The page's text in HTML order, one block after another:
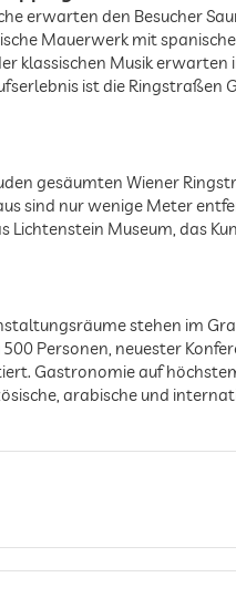
erwarten den Besucher
Mauerwerk mit
klassischen Musik erwarten
ist die Ringstraßen
gesäumten Wiener
sind nur wenige Meter
Museum, das
stehen im
Personen, neuester
Gastronomie auf
arabische und